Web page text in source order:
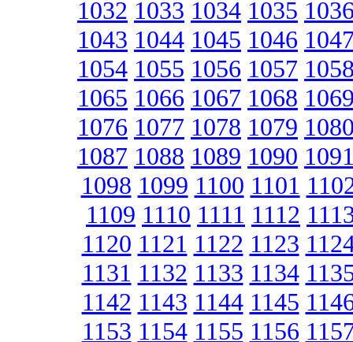
1032 1033 1034 1035
1043 1044 1045 1046
1054 1055 1056 1057
1065 1066 1067 1068
1076 1077 1078 1079
1087 1088 1089 1090
1098 1099 1100 1101
1109 1110 1111 1112
1120 1121 1122 1123
1131 1132 1133 1134
1142 1143 1144 1145
1153 1154 1155 1156